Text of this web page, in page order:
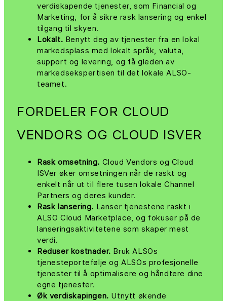
verdiskapende tjenester, som Financial og
Marketing, for å sikre rask lansering og enkel
tilgang til skyen.
Lokalt. Benytt deg av tjenester fra en lokal
markedsplass med lokalt språk, valuta,
support og levering, og få gleden av
markedsekspertisen til det lokale ALSO-
teamet.
FORDELER FOR CLOUD
VENDORS OG CLOUD ISVER
Rask omsetning. Cloud Vendors og Cloud
ISVer øker omsetningen når de raskt og
enkelt når ut til flere tusen lokale Channel
Partners og deres kunder.
Rask lansering. Lanser tjenestene raskt i
ALSO Cloud Marketplace, og fokuser på de
lanseringsaktivitetene som skaper mest
verdi.
Reduser kostnader. Bruk ALSOs
tjenesteportefølje og ALSOs profesjonelle
tjenester til å optimalisere og håndtere dine
egne tjenester.
Øk verdiskapingen. Utnytt økende